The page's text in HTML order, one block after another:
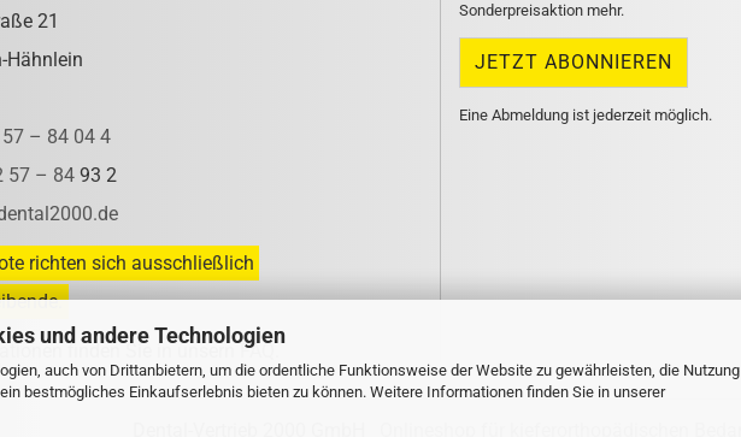
und andere Technologien
auch von Drittanbietern, um die ordentliche Funktionsweise der Website zu gewährleisten, die Nutzung
bestmögliches Einkaufserlebnis bieten zu können. Weitere Informationen finden Sie in unserer
21
Hähnlein
– 84 04 4
57 – 84 93 2
richten sich ausschließlich
finden Sie in unsernFAQ.
Sonderpreisaktion mehr.
Eine Abmeldung ist jederzeit möglich.